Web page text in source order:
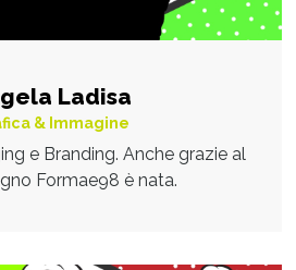
Ladisa
& Immagine
e Branding. Anche grazie al
Formae98 è nata.